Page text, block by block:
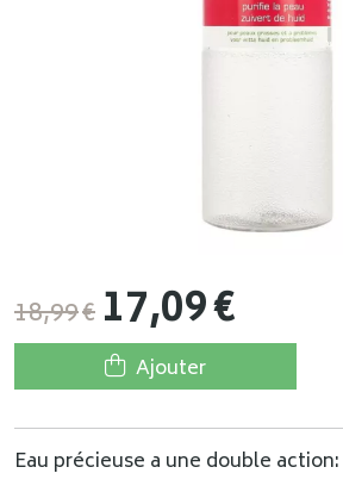
18,99€ 17,09€
Ajouter
Eau précieuse a une double action: